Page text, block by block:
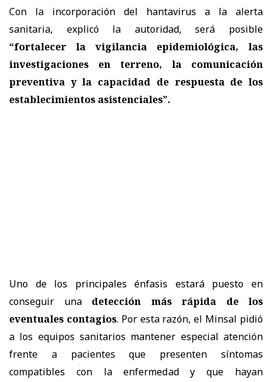
Con la incorporación del hantavirus a la alerta
sanitaria, explicó la autoridad, será posible
“fortalecer la vigilancia epidemiológica, las
investigaciones en terreno, la comunicación
preventiva y la capacidad de respuesta de los
establecimientos asistenciales”.
Uno de los principales énfasis estará puesto en
conseguir una detección más rápida de los
eventuales contagios. Por esta razón, el Minsal pidió
a los equipos sanitarios mantener especial atención
frente a pacientes que presenten síntomas
compatibles con la enfermedad y que hayan